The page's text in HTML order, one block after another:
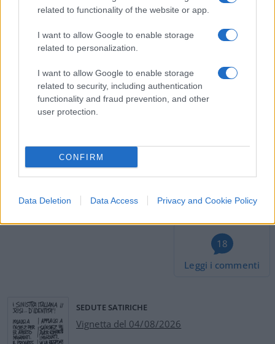
related to functionality of the website or app.
I want to allow Google to enable storage
related to personalization.
I want to allow Google to enable storage
related to security, including authentication
functionality and fraud prevention, and other
user protection.
CONFIRM
Data Deletion Data Access Privacy and Cookie Policy
Sicilia, dopo l’allarme lanciato dal sindaco di
3mila migranti in una sola settimana
.
Piantedosi ha assicurato che le due regioni –
Sicilia e Calabria – non saranno più dei “campi
profughi”; ma pare che la realtà, fino ad oggi,
abbia dimostrato uno scenario opposto. Speriamo
solo di sbagliarci.
Matteo Milanesi, 12 gennaio 2023
#MATTEO PIANTEDOSI
#ONG
18
Leggi i commenti
SEDUTE SATIRICHE
Vignetta del 04/08/2026